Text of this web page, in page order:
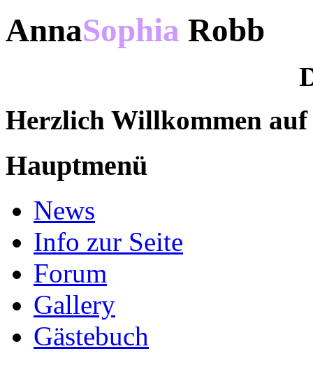
AnnaSophia Robb
Herzlich Willkommen
Hauptmenü
News
Info zur Seite
Forum
Gallery
Gästebuch